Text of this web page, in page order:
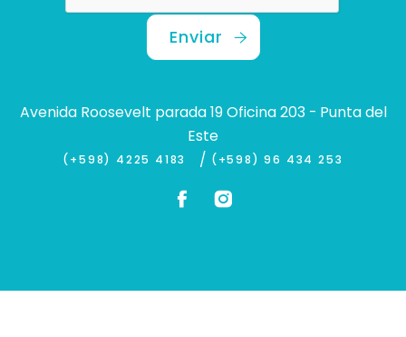
Enviar
Avenida Roosevelt parada 19 Oficina 203 - Punta del
Este
(+598) 4225 4183 / (+598) 96 434 253